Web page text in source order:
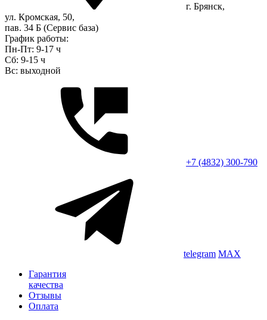
г. Брянск,
ул. Кромская, 50,
пав. 34 Б (Сервис база)
График работы:
Пн-Пт: 9-17 ч
Сб: 9-15 ч
Вс: выходной
+7 (4832) 300-790
telegram MAX
Гарантия
качества
Отзывы
Оплата